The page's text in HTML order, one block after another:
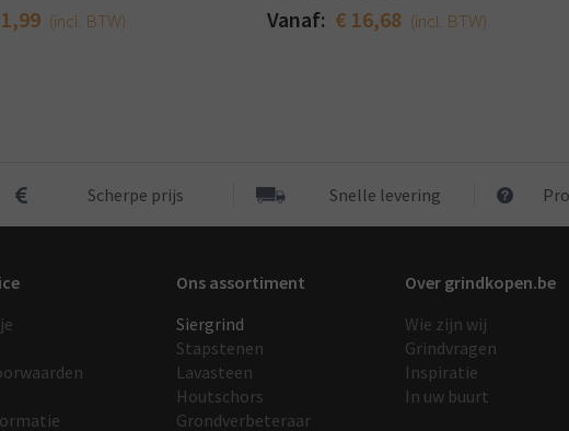
(incl. BTW) Vanaf: € 16,68 (incl. BTW)
Scherpe prijs Snelle levering
Ons assortiment
Siergrind
Stapstenen
Lavasteen
Houtschors
Grondverbeteraar
Over grindkopen.be
Wie zijn wij
Grindvragen
Inspiratie
In uw buurt